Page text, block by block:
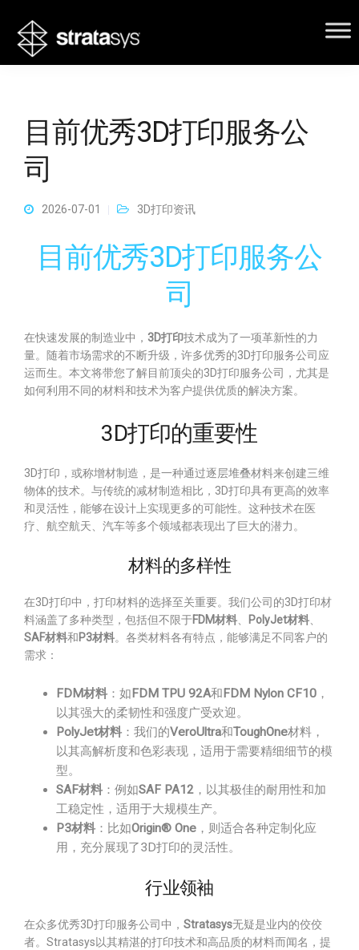
目前优秀3D打印服务公
司
2026-07-01 3D打印资讯
目前优秀3D打印服务公
司
在快速发展的制造业中， 3D打印技术成为了一项革新性的力
量。随着市场需求的不断升级，许多优秀的3D打印服务公司应
运而生。本文将带您了解目前顶尖的3D打印服务公司，尤其是
如何利用不同的材料和技术为客户提供优质的解决方案。
3D打印的重要性
3D打印，或称增材制造，是一种通过逐层堆叠材料来创建三维
物体的技术。与传统的减材制造相比，3D打印具有更高的效率
和灵活性，能够在设计上实现更多的可能性。这种技术在医
疗、航空航天、汽车等多个领域都表现出了巨大的潜力。
材料的多样性
在3D打印中，打印材料的选择至关重要。我们公司的3D打印材
料涵盖了多种类型，包括但不限于FDM材料 PolyJet材料
SAF材料和P3材料。各类材料各有特点，能够满足不同客户的
需求：
FDM材料 ：如FDM TPU 92A和FDM Nylon CF10 ，
以其强大的柔韧性和强度广受欢迎。
PolyJet材料 ：我们的VeroUltra和ToughOne材料，
以其高解析度和色彩表现，适用于需要精细细节的模
型。
SAF材料 ：例如SAF PA12 ，以其极佳的耐用性和加
工稳定性，适用于大规模生产。
P3材料 ：比如Origin® One ，则适合各种定制化应
用，充分展现了3D打印的灵活性。
行业领袖
在众多优秀3D打印服务公司中， Stratasys无疑是业内的佼佼
者。Stratasys以其精湛的打印技术和高品质的材料而闻名，提